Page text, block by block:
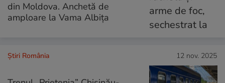
din Moldova. Anchetă de
amploare la Vama Albița
Știri România 12 nov. 2025